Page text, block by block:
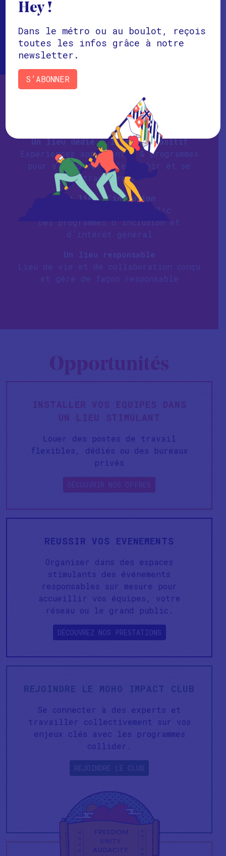
Des liens forts avec des acteurs
internationaux de l’innovation pour
développer vos projets
IMPACT POSITIF
Un lieu dédié à l’impact positif
Expériences apprenantes & programmes
pour s’inspirer, s’enrichir et se
transformer
Un lieu d’inclusion
1 500 m2 ouvert au public
Des programmes d’inclusion et
d’intérêt général
Un lieu responsable
Lieu de vie et de collaboration conçu
et géré de façon responsable
Opportunités
INSTALLER VOS EQUIPES DANS
UN LIEU STIMULANT
Louer des postes de travail
flexibles, dédiés ou des bureaux
privés
DÉCOUVRIR NOS OFFRES
REUSSIR VOS EVENEMENTS
Organiser dans des espaces
stimulants des événements
responsables sur mesure pour
accueillir vos équipes, votre
réseau ou le grand public.
DÉCOUVREZ NOS PRESTATIONS
REJOINDRE LE MOHO IMPACT CLUB
Se connecter à des experts et
travailler collectivement sur vos
enjeux clés avec les programmes
collider.
REJOINDRE LE CLUB
Hey !
Dans le métro ou au boulot, reçois
toutes les infos grâce à notre
newsletter.
S’ABONNER